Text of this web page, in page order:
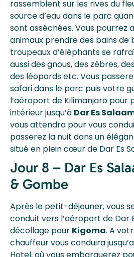
rassemblent sur les rives du
source d’eau dans le parc
sont asséchées. Vous pourrez
animaux prendre des bains de
troupeaux d’éléphants se
aussi des gnous, des zèbres,
des léopards etc. Vous
safari dans le parc puis votre
l’aéroport de Kilimanjaro pour
intérieur jusqu’à Dar Es
vous attendra pour vous
passerez la nuit dans un
situé en plein cœur de Dar Es
Jour 8 – Dar Es
& Gombe
Après le petit-déjeuner, vous
conduit vers l’aéroport de Dar
décollage pour Kigoma. A
chauffeur vous conduira